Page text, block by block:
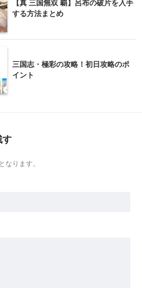
【真 三国無双 覇】呂布の破片を入手
する方法まとめ
三国志・極彩の攻略！初日攻略のポ
イント
す
なります。